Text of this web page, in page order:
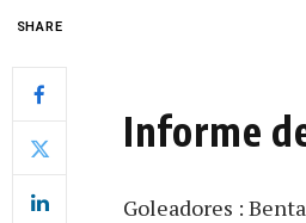
SHARE
Informe
Goleadores :